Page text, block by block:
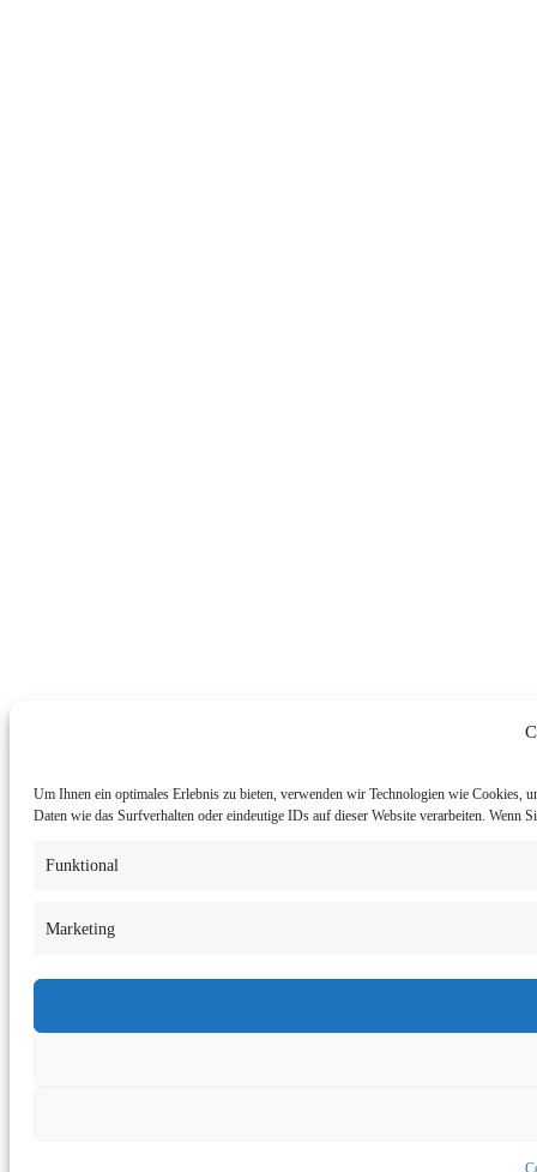
Um Ihnen ein optimales Erlebnis zu bieten, verwenden wir Technologien wie Cookies,
Daten wie das Surfverhalten oder eindeutige IDs auf dieser Website verarbeiten.
Funktional
Marketing